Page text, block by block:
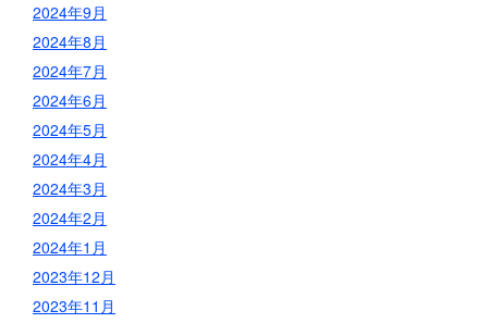
2024年9月
2024年8月
2024年7月
2024年6月
2024年5月
2024年4月
2024年3月
2024年2月
2024年1月
2023年12月
2023年11月